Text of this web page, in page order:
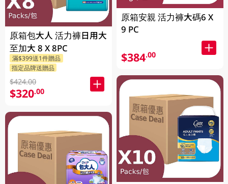
原箱包大人 活力褲日用大
至加大 8 X 8PC
滿$399送1件贈品
指定品牌送贈品
$424.00
$320.00
原箱安親 活力褲大碼6 X
9 PC
$384.00